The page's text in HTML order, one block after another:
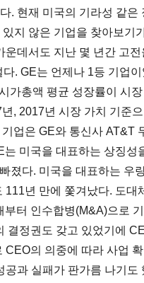
. 현재 미국의 기라성 같은
지 않은 기업을 찾아보기
데서도 지난 몇 년간 고
. GE는 언제나 1등 기업
가총액 평균 성장률이 시
, 2017년 시장 가치 기준
업은 GE와 통신사 AT&T
미국을 대표하는 상징성
졌다. 미국을 대표하는 우
년 만에 쫓겨났다. 도대
터 인수합병(M&A)으로
결정권도 갖고 있었기에
의 의중에 따라 사업
과 실패가 판가름 나기도